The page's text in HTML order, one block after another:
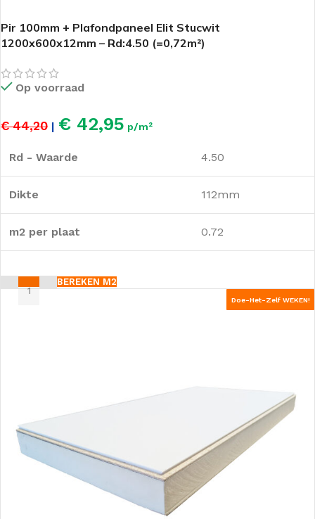
Pir 100mm + Plafondpaneel Elit Stucwit
1200x600x12mm – Rd:4.50 (=0,72m²)
Op voorraad
€ 44,20 | € 42,95 p/m²
Rd - Waarde 4.50
Dikte 112mm
m2 per plaat 0.72
BEREKEN M2
Doe-Het-Zelf WEKEN!